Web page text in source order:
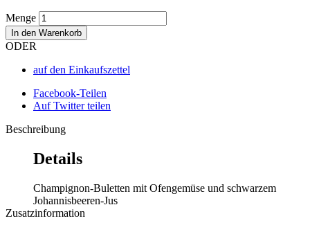
Menge
In den Warenkorb
ODER
auf den Einkaufszettel
Facebook-Teilen
Auf Twitter teilen
Beschreibung
Details
Champignon-Buletten mit Ofengemüse und schwarzem
Johannisbeeren-Jus
Zusatzinformation